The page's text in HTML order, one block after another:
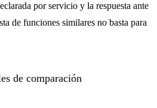
por servicio y la respuesta ante
de funciones similares no basta para
de comparación